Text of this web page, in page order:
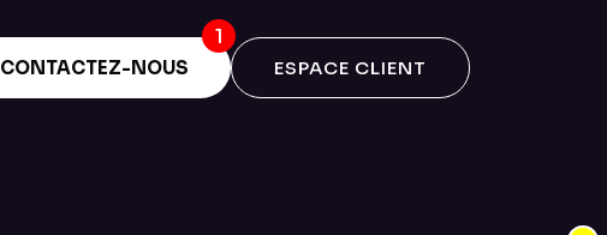
CONTACTEZ-NOUS ESPACE CLIENT